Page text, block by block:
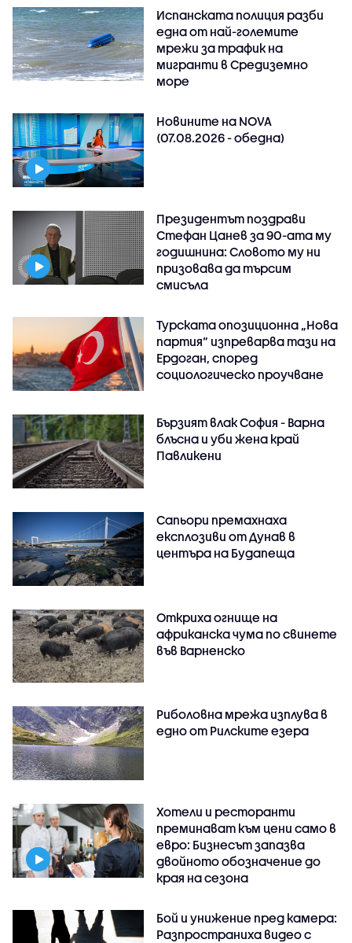
Испанската полиция разби
една от най-големите
мрежи за трафик на
мигранти в Средиземно
море
Новините на NOVA
(07.08.2026 - обедна)
Президентът поздрави
Стефан Цанев за 90-ата му
годишнина: Словото му ни
призовава да търсим
смисъла
Турската опозиционна „Нова
партия“ изпреварва тази на
Ердоган, според
социологическо проучване
Бързият влак София - Варна
блъсна и уби жена край
Павликени
Сапьори премахнаха
експлозиви от Дунав в
центъра на Будапеща
Откриха огнище на
африканска чума по свинете
във Варненско
Риболовна мрежа изплува в
едно от Рилските езера
Хотели и ресторанти
преминават към цени само в
евро: Бизнесът запазва
двойното обозначение до
края на сезона
Бой и унижение пред камера:
Разпространиха видео с